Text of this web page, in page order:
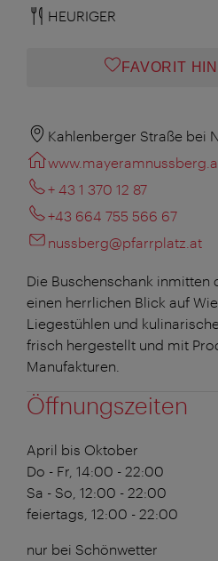
HEURIGER
FAVORIT
Kahlenberger Straße bei
+ 43 1 370 12 87
+43 664 755 566 67
nussberg@pfarrplatz.at
Die Buschenschank inmitten
einen herrlichen Blick auf
Liegestühlen und
frisch hergestellt und mit
Manufakturen.
Öffnungszeiten
April bis Oktober
Do - Fr, 14:00 - 22:00
Sa - So, 12:00 - 22:00
feiertags, 12:00 - 22:00
nur bei Schönwetter